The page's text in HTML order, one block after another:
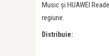
Music și HUAWEI
regiune.
Distribuie: